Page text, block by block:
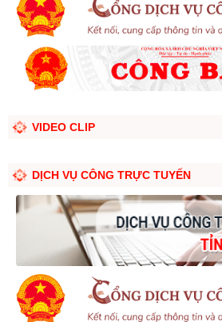
VIDEO CLIP
DỊCH VỤ CÔNG TRỰC TUYẾN